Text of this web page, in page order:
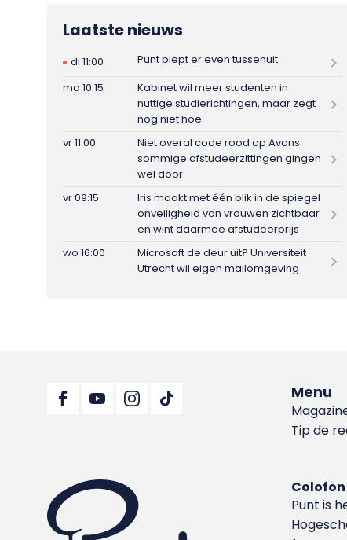
Laatste nieuws
di 11:00
Punt piept er even tussenuit
ma 10:15
Kabinet wil meer studenten in
nuttige studierichtingen, maar zegt
nog niet hoe
vr 11:00
Niet overal code rood op Avans:
sommige afstudeerzittingen gingen
wel door
vr 09:15
Iris maakt met één blik in de spiegel
onveiligheid van vrouwen zichtbaar
en wint daarmee afstudeerprijs
wo 16:00
Microsoft de deur uit? Universiteit
Utrecht wil eigen mailomgeving
Menu
Tip de
Colofon
Punt is